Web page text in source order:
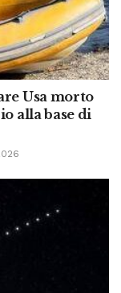
Usa morto
alla base di